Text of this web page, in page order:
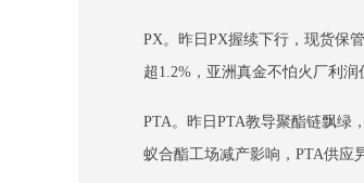
PX。昨日PX握续下行，现货保
超1.2%，亚洲真金不怕火厂利
PTA。昨日PTA教导聚酯链飘绿
蚁合酯工场减产影响，PTA供应